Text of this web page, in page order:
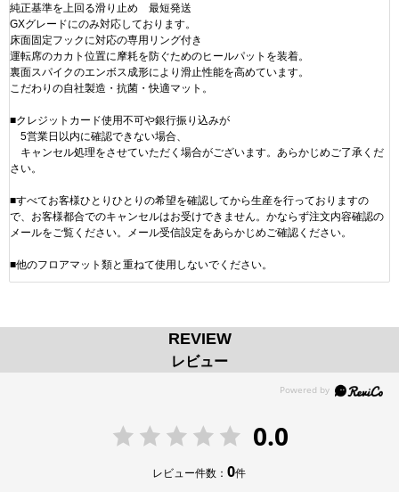
純正基準を上回る滑り止め 最短発送
GXグレードにのみ対応しております。
床面固定フックに対応の専用リング付き
運転席のカカト位置に摩耗を防ぐためのヒールパットを装着。
裏面スパイクのエンボス成形により滑止性能を高めています。
こだわりの自社製造・抗菌・快適マット。
■クレジットカード使用不可や銀行振り込みが
5営業日以内に確認できない場合、
キャンセル処理をさせていただく場合がございます。あらかじめご了承くだ
さい。
■すべてお客様ひとりひとりの希望を確認してから生産を行っておりますの
で、お客様都合でのキャンセルはお受けできません。かならず注文内容確認の
メールをご覧ください。メール受信設定をあらかじめご確認ください。
■他のフロアマット類と重ねて使用しないでください。
REVIEW
レビュー
0.0
レビュー件数：0件